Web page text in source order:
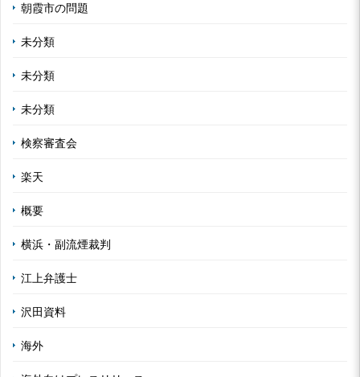
朝霞市の問題
未分類
未分類
未分類
検察審査会
楽天
概要
横浜・副流煙裁判
江上弁護士
沢田資料
海外